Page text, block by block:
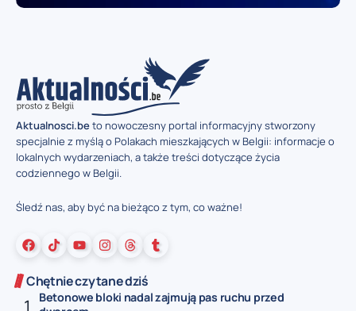
Aktualnosci.beto nowoczesny portal informacyjny stworzony
specjalnie z myślą o Polakach mieszkających w Belgii: informacje o
lokalnych wydarzeniach, a także treści dotyczące życia
codziennego w Belgii.
Śledź nas, aby być na bieżąco z tym, co ważne!
Chętnie czytane dziś
Betonowe bloki nadal zajmują pas ruchu przed